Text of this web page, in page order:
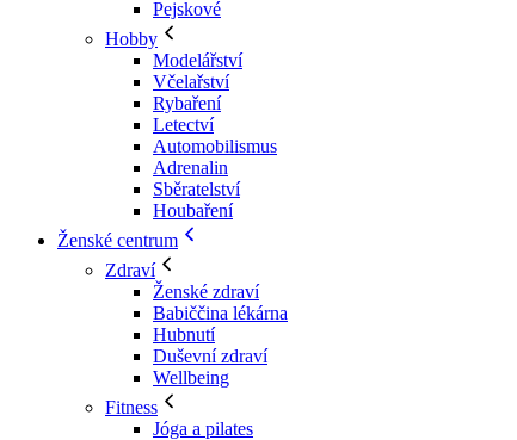
Pejskové
Hobby
Modelářství
Včelařství
Rybaření
Letectví
Automobilismus
Adrenalin
Sběratelství
Houbaření
Ženské centrum
Zdraví
Ženské zdraví
Babiččina lékárna
Hubnutí
Duševní zdraví
Wellbeing
Fitness
Jóga a pilates